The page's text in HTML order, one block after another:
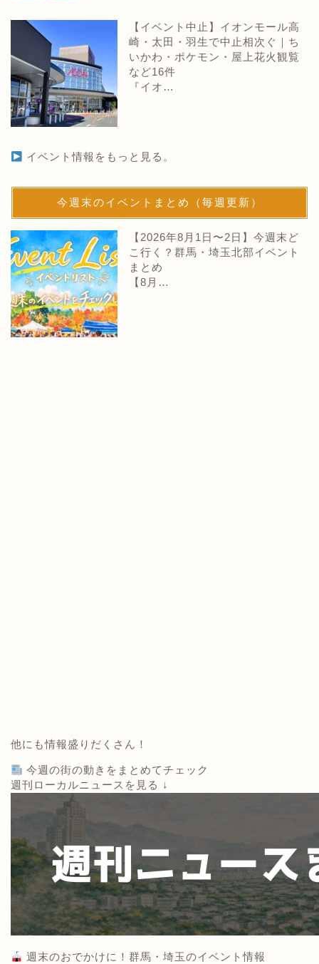
【イベント中止】イオンモール高
崎・太田・羽生で中止相次ぐ｜ち
いかわ・ポケモン・屋上花火観覧
など16件
『イオ…
イベント情報をもっと見る。
今週末のイベントまとめ（毎週更新）
【2026年8月1日〜2日】今週末ど
こ行く？群馬・埼玉北部イベント
まとめ
【8月…
他にも情報盛りだくさん！
今週の街の動きをまとめてチェック
週刊ローカルニュースを見る ↓
週末のおでかけに！群馬・埼玉のイベント情報